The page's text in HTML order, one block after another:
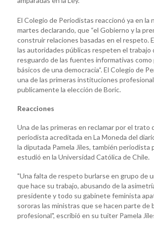
El Colegio de Periodistas reaccionó ya en la
martes declarando, que “el Gobierno y la
construir relaciones basadas en el respeto.
las autoridades públicas respeten el trabajo
resguardo de las fuentes informativas como
básicos de una democracia“. El Colegio de
una de las primeras instituciones
publicamente la elección de Boric.
Reacciones
Una de las primeras en reclamar por el trato
periodista acreditada en La Moneda del
la diputada Pamela Jiles, también periodista
estudió en la Universidad Católica de Chile.
"Una falta de respeto burlarse en grupo de
que hace su trabajo, abusando de la
presidente y todo su gabinete feminista
sororas las ministras que se hacen parte de
profesional", escribió en su tuiter Pamela